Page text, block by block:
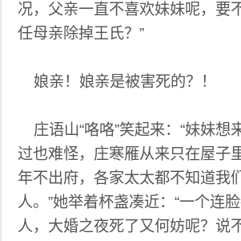
况，父亲一直不喜欢妹妹呢，要
任母亲除掉王氏？”
娘亲！娘亲是被害死的？！
庄语山“咯咯”笑起来：“妹妹想
过也难怪，庄寒雁从来只在屋子
年不出府，各家太太都不知道我
人。”她举着杯盏凑近：“一个连
人，大婚之夜死了又何妨呢？说